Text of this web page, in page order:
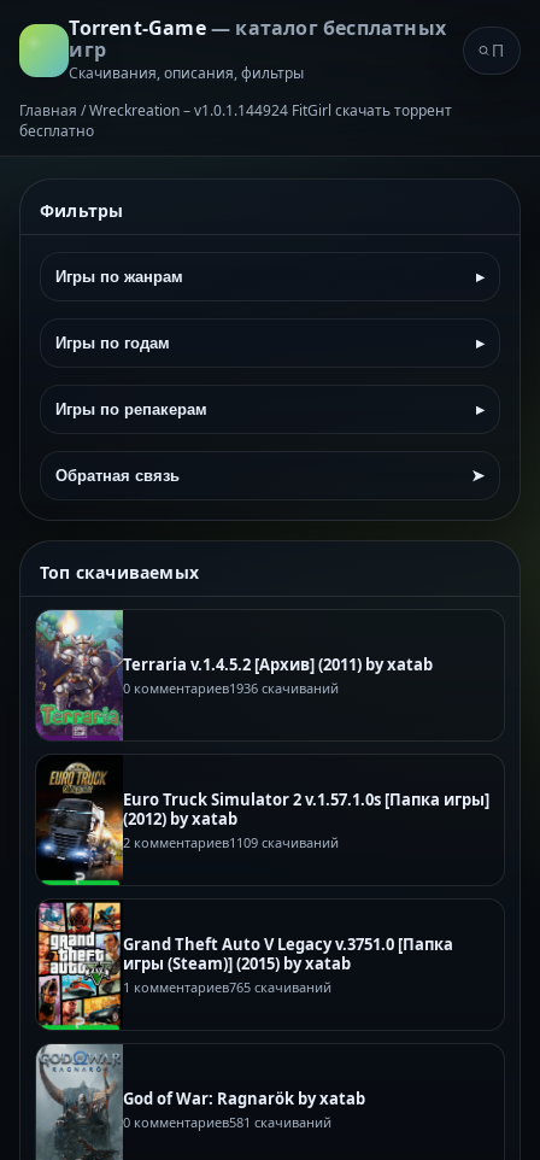
Torrent-Game— каталог бесплатных
игр
Скачивания, описания, фильтры
Главная /Wreckreation – v1.0.1.144924 FitGirl скачать торрент
бесплатно
Фильтры
Игры по жанрам ▸
Игры по годам ▸
Игры по репакерам ▸
Обратная связь ➤
Топ скачиваемых
Terraria v.1.4.5.2 [Архив] (2011) by xatab
0 комментариев1936 скачиваний
Euro Truck Simulator 2 v.1.57.1.0s [Папка игры]
(2012) by xatab
2 комментариев1109 скачиваний
Grand Theft Auto V Legacy v.3751.0 [Папка
игры (Steam)] (2015) by xatab
1 комментариев765 скачиваний
God of War: Ragnarök by xatab
0 комментариев581 скачиваний